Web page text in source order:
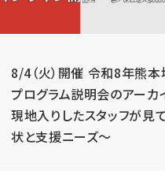
8/4（火）開催 令和8年熊
プログラム説明会のアーカ
現地入りしたスタッフが見
状と支援ニーズ～